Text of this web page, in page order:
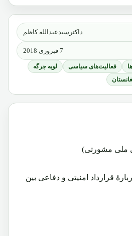
داکترسیدعبدالله کاظم
7 فبروری 2018
فعالیت‌های سیاسی
لویه جرگه
ملی مشورتی)
قرارداد امنیتی و دفاعی بین